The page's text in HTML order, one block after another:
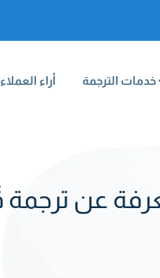
خدمات الترجمة أراء العملاء